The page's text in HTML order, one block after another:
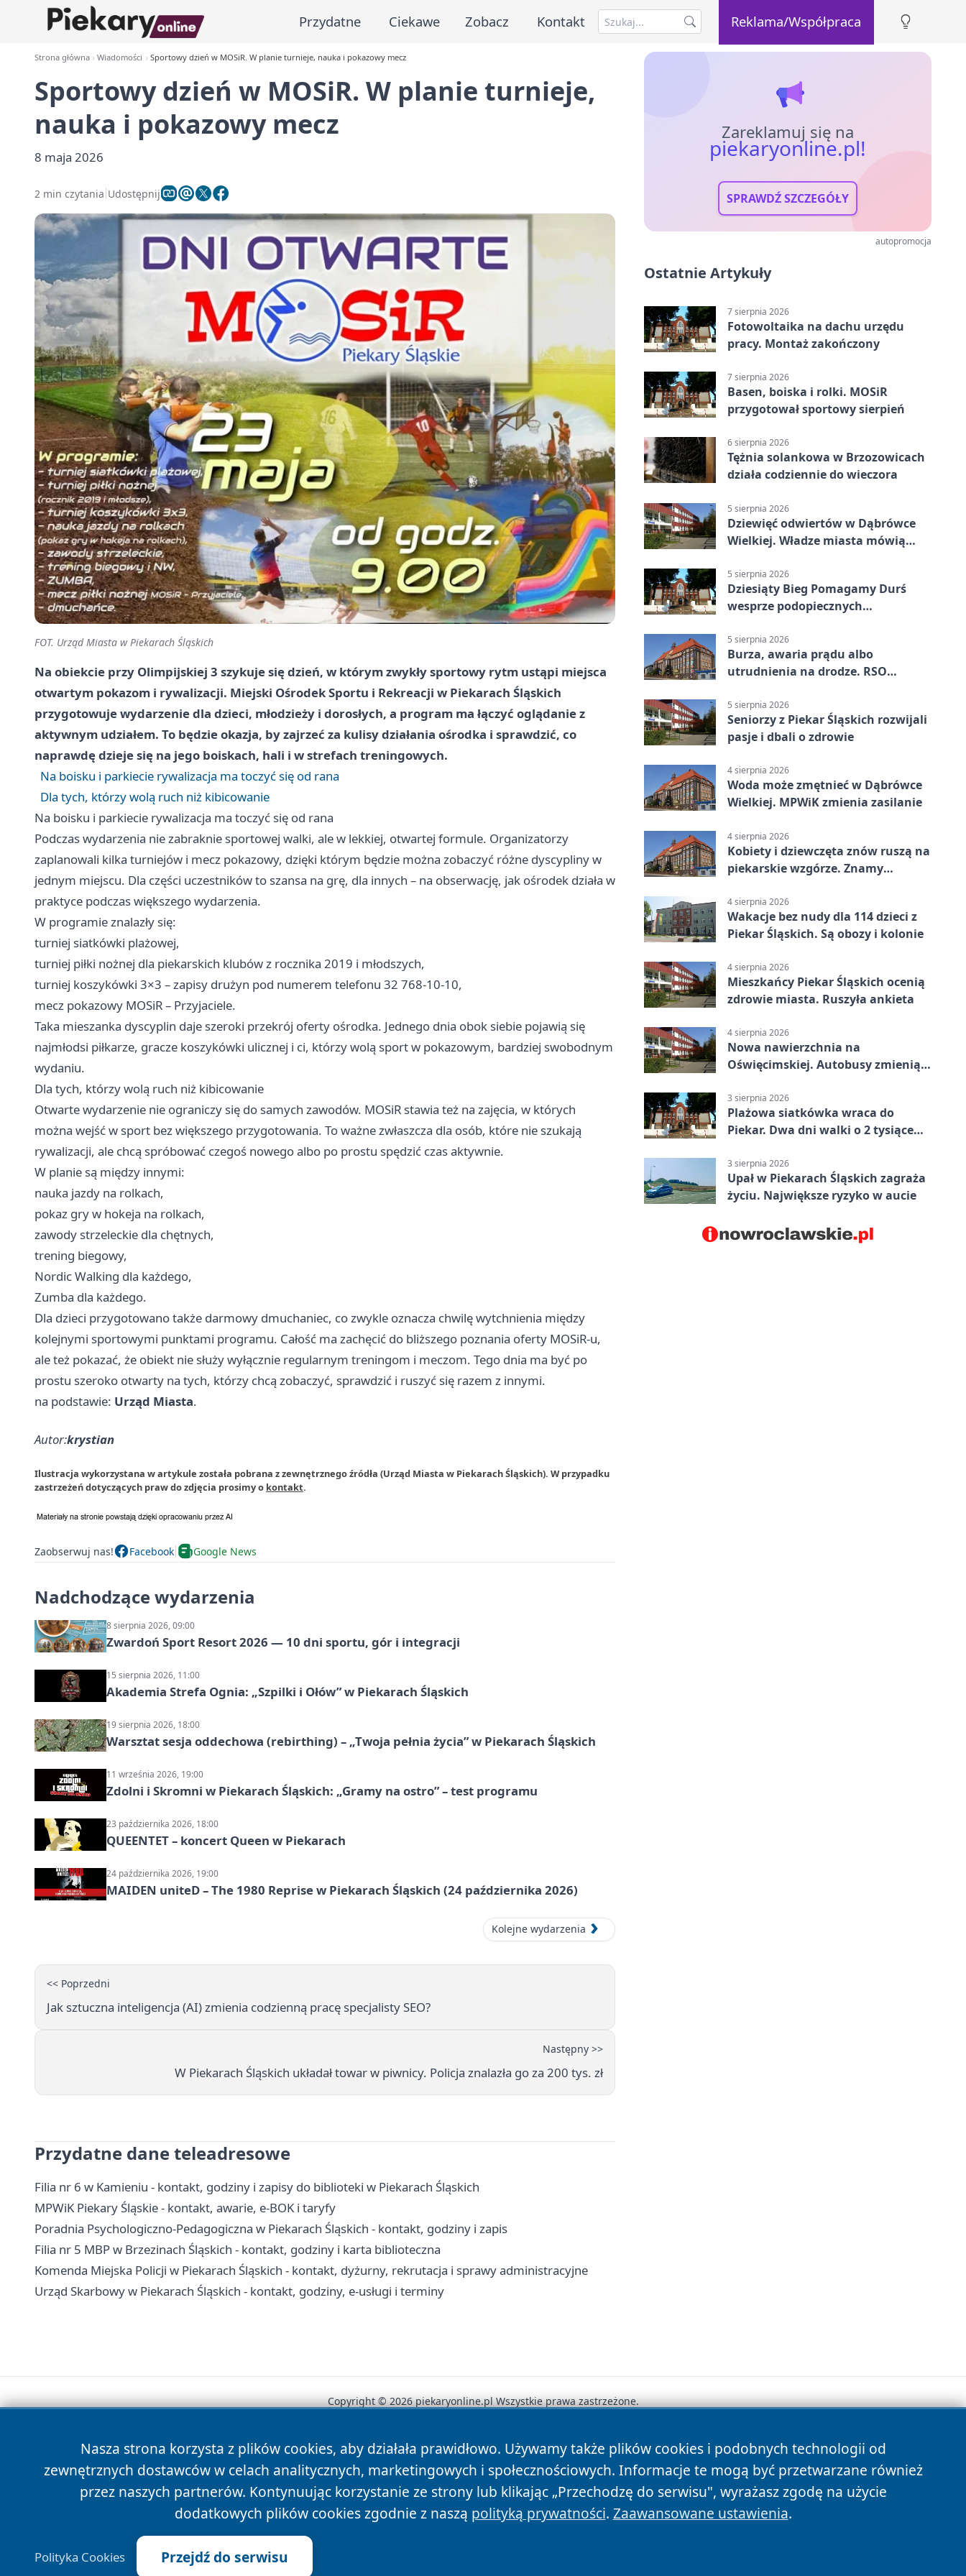
Przydatne Ciekawe Zobacz Kontakt Reklama/Współpraca
Strona główna Wiadomości Sportowy dzień w MOSiR. W planie turnieje, nauka i pokazowy mecz
Sportowy dzień w MOSiR. W planie turnieje,
nauka i pokazowy mecz
8 maja 2026
2 min czytania Udostępnij
FOT. Urząd Miasta w Piekarach Śląskich
Na obiekcie przy Olimpijskiej 3 szykuje się dzień, w którym zwykły sportowy rytm ustąpi miejsca
otwartym pokazom i rywalizacji. Miejski Ośrodek Sportu i Rekreacji w Piekarach Śląskich
przygotowuje wydarzenie dla dzieci, młodzieży i dorosłych, a program ma łączyć oglądanie z
aktywnym udziałem. To będzie okazja, by zajrzeć za kulisy działania ośrodka i sprawdzić, co
naprawdę dzieje się na jego boiskach, hali i w strefach treningowych.
Na boisku i parkiecie rywalizacja ma toczyć się od rana
Dla tych, którzy wolą ruch niż kibicowanie
Na boisku i parkiecie rywalizacja ma toczyć się od rana
Podczas wydarzenia nie zabraknie sportowej walki, ale w lekkiej, otwartej formule. Organizatorzy
zaplanowali kilka turniejów i mecz pokazowy, dzięki którym będzie można zobaczyć różne dyscypliny w
jednym miejscu. Dla części uczestników to szansa na grę, dla innych – na obserwację, jak ośrodek działa w
praktyce podczas większego wydarzenia.
W programie znalazły się:
turniej siatkówki plażowej,
turniej piłki nożnej dla piekarskich klubów z rocznika 2019 i młodszych,
turniej koszykówki 3×3 – zapisy drużyn pod numerem telefonu 32 768-10-10,
mecz pokazowy MOSiR – Przyjaciele.
Taka mieszanka dyscyplin daje szeroki przekrój oferty ośrodka. Jednego dnia obok siebie pojawią się
najmłodsi piłkarze, gracze koszykówki ulicznej i ci, którzy wolą sport w pokazowym, bardziej swobodnym
wydaniu.
Dla tych, którzy wolą ruch niż kibicowanie
Otwarte wydarzenie nie ograniczy się do samych zawodów. MOSiR stawia też na zajęcia, w których
można wejść w sport bez większego przygotowania. To ważne zwłaszcza dla osób, które nie szukają
rywalizacji, ale chcą spróbować czegoś nowego albo po prostu spędzić czas aktywnie.
W planie są między innymi:
nauka jazdy na rolkach,
pokaz gry w hokeja na rolkach,
zawody strzeleckie dla chętnych,
trening biegowy,
Nordic Walking dla każdego,
Zumba dla każdego.
Dla dzieci przygotowano także darmowy dmuchaniec, co zwykle oznacza chwilę wytchnienia między
kolejnymi sportowymi punktami programu. Całość ma zachęcić do bliższego poznania oferty MOSiR-u,
ale też pokazać, że obiekt nie służy wyłącznie regularnym treningom i meczom. Tego dnia ma być po
prostu szeroko otwarty na tych, którzy chcą zobaczyć, sprawdzić i ruszyć się razem z innymi.
na podstawie: Urząd Miasta.
Autor:krystian
Ilustracja wykorzystana w artykule została pobrana z zewnętrznego źródła (Urząd Miasta w Piekarach Śląskich). W przypadku
zastrzeżeń dotyczących praw do zdjęcia prosimy o kontakt.
Zaobserwuj nas! Facebook Google News
Nadchodzące wydarzenia
8 sierpnia 2026, 09:00
Zwardoń Sport Resort 2026 — 10 dni sportu, gór i integracji
15 sierpnia 2026, 11:00
Akademia Strefa Ognia: „Szpilki i Ołów” w Piekarach Śląskich
19 sierpnia 2026, 18:00
Warsztat sesja oddechowa (rebirthing) – „Twoja pełnia życia” w Piekarach Śląskich
11 września 2026, 19:00
Zdolni i Skromni w Piekarach Śląskich: „Gramy na ostro” – test programu
23 października 2026, 18:00
QUEENTET – koncert Queen w Piekarach
24 października 2026, 19:00
MAIDEN uniteD – The 1980 Reprise w Piekarach Śląskich (24 października 2026)
Kolejne wydarzenia
<< Poprzedni
Jak sztuczna inteligencja (AI) zmienia codzienną pracę specjalisty SEO?
Następny >>
W Piekarach Śląskich układał towar w piwnicy. Policja znalazła go za 200 tys. zł
Przydatne dane teleadresowe
Filia nr 6 w Kamieniu - kontakt, godziny i zapisy do biblioteki w Piekarach Śląskich
MPWiK Piekary Śląskie - kontakt, awarie, e-BOK i taryfy
Poradnia Psychologiczno-Pedagogiczna w Piekarach Śląskich - kontakt, godziny i zapis
Filia nr 5 MBP w Brzezinach Śląskich - kontakt, godziny i karta biblioteczna
Komenda Miejska Policji w Piekarach Śląskich - kontakt, dyżurny, rekrutacja i sprawy administracyjne
Urząd Skarbowy w Piekarach Śląskich - kontakt, godziny, e-usługi i terminy
Zareklamuj się na
piekaryonline.pl!
SPRAWDŹ SZCZEGÓŁY
autopromocja
Ostatnie Artykuły
7 sierpnia 2026
Fotowoltaika na dachu urzędu
pracy. Montaż zakończony
7 sierpnia 2026
Basen, boiska i rolki. MOSiR
przygotował sportowy sierpień
6 sierpnia 2026
Tężnia solankowa w Brzozowicach
działa codziennie do wieczora
5 sierpnia 2026
Dziewięć odwiertów w Dąbrówce
Wielkiej. Władze miasta mówią
5 sierpnia 2026
Dziesiąty Bieg Pomagamy Durś
wesprze podopiecznych
5 sierpnia 2026
Burza, awaria prądu albo
utrudnienia na drodze. RSO
5 sierpnia 2026
Seniorzy z Piekar Śląskich rozwijali
pasje i dbali o zdrowie
4 sierpnia 2026
Woda może zmętnieć w Dąbrówce
Wielkiej. MPWiK zmienia zasilanie
4 sierpnia 2026
Kobiety i dziewczęta znów ruszą na
piekarskie wzgórze. Znamy
4 sierpnia 2026
Wakacje bez nudy dla 114 dzieci z
Piekar Śląskich. Są obozy i kolonie
4 sierpnia 2026
Mieszkańcy Piekar Śląskich ocenią
zdrowie miasta. Ruszyła ankieta
4 sierpnia 2026
Nowa nawierzchnia na
Oświęcimskiej. Autobusy zmienią
3 sierpnia 2026
Plażowa siatkówka wraca do
Piekar. Dwa dni walki o 2 tysiące
3 sierpnia 2026
Upał w Piekarach Śląskich zagraża
życiu. Największe ryzyko w aucie
Nasza strona korzysta z plików cookies, aby działała prawidłowo. Używamy także plików cookies i podobnych technologii od
zewnętrznych dostawców w celach analitycznych, marketingowych i społecznościowych. Informacje te mogą być przetwarzane również
przez naszych partnerów. Kontynuując korzystanie ze strony lub klikając „Przechodzę do serwisu", wyrażasz zgodę na użycie
dodatkowych plików cookies zgodnie z naszą polityką prywatności. Zaawansowane ustawienia.
Polityka Cookies Przejdź do serwisu
Copyright © 2026 piekaryonline.pl Wszystkie prawa zastrzeżone.
News Autorzy Polityka Prywatności Polityka Cookies